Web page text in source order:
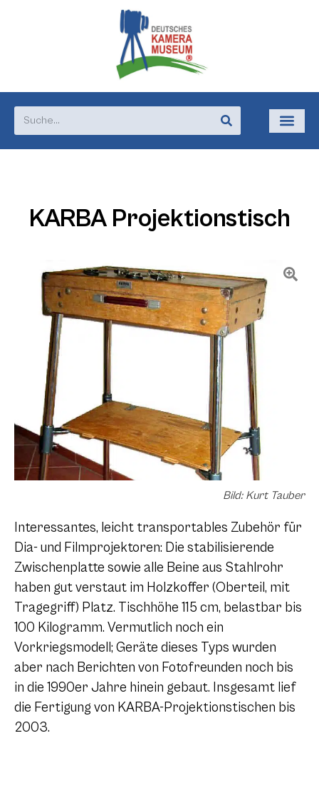
KARBA Projektionstisch
Bild: Kurt Tauber
Interessantes, leicht transportables Zubehör für
Dia- und Filmprojektoren: Die stabilisierende
Zwischenplatte sowie alle Beine aus Stahlrohr
haben gut verstaut im Holzkoffer (Oberteil, mit
Tragegriff) Platz. Tischhöhe 115 cm, belastbar bis
100 Kilogramm. Vermutlich noch ein
Vorkriegsmodell; Geräte dieses Typs wurden
aber nach Berichten von Fotofreunden noch bis
in die 1990er Jahre hinein gebaut. Insgesamt lief
die Fertigung von KARBA-Projektionstischen bis
2003.